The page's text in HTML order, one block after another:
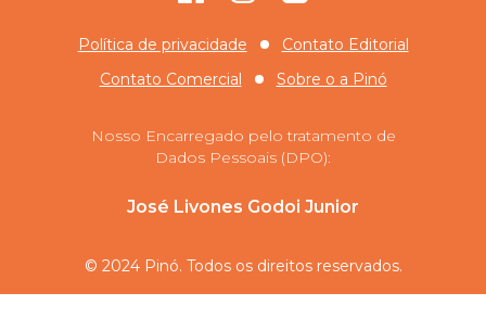
Política de privacidade
Contato Editorial
Contato Comercial
Sobre o a Pinó
Nosso Encarregado pelo tratamento de
Dados Pessoais (DPO):
José Livones Godoi Junior
© 2024 Pinó. Todos os direitos reservados.